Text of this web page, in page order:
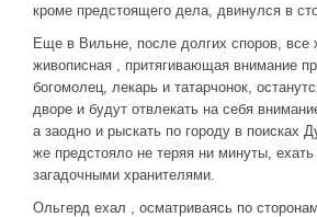
кроме предстоящего дела, двинулся в
Еще в Вильне, после долгих споров, все
живописная , притягивающая внимание
богомолец, лекарь и татарчонок,
дворе и будут отвлекать на себя
а заодно и рыскать по городу в поисках
же предстояло не теряя ни минуты, ехать
загадочными хранителями.
Ольгерд ехал , осматриваясь по